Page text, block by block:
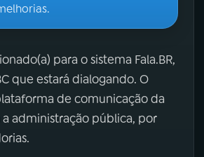
para o sistema Fala.BR,
que estará dialogando. O
de comunicação da
administração pública, por